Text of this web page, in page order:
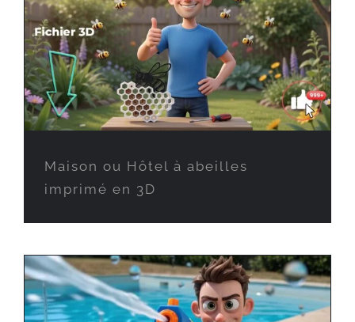
Maison ou Hôtel à abeilles
imprimé en 3D